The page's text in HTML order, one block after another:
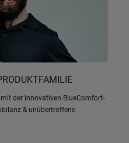
der innovativen BlueComfort-
& unübertroffene